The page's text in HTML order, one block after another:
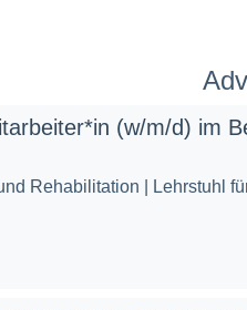
(w/m/d) im
Rehabilitation | Lehrstuhl